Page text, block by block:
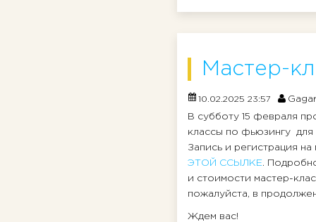
Мастер-
10.02.2025 23:57
В субботу 15 февраля
классы по фьюзингу для
Запись и регистрация
ЭТОЙ ССЫЛКЕ.
и стоимости мастер-
пожалуйста, в
Ждем вас!